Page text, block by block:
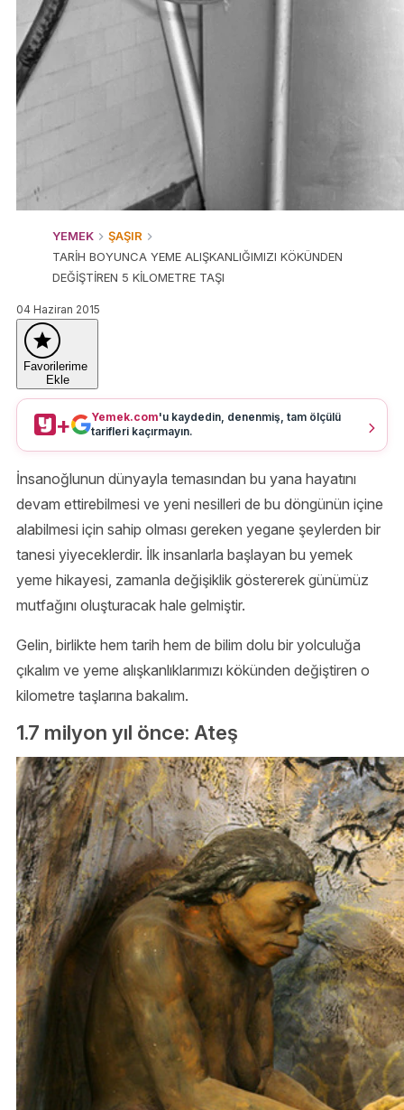
YEMEK
ŞAŞIR
TARİH BOYUNCA YEME ALIŞKANLIĞIMIZI KÖKÜNDEN
DEĞİŞTİREN 5 KİLOMETRE TAŞI
04 Haziran 2015
Favorilerime
Ekle
+ Yemek.com'u kaydedin, denenmiş, tam ölçülü
tarifleri kaçırmayın.
İnsanoğlunun dünyayla temasından bu yana hayatını
devam ettirebilmesi ve yeni nesilleri de bu döngünün içine
alabilmesi için sahip olması gereken yegane şeylerden bir
tanesi yiyeceklerdir. İlk insanlarla başlayan bu yemek
yeme hikayesi, zamanla değişiklik göstererek günümüz
mutfağını oluşturacak hale gelmiştir.
Gelin, birlikte hem tarih hem de bilim dolu bir yolculuğa
çıkalım ve yeme alışkanlıklarımızı kökünden değiştiren o
kilometre taşlarına bakalım.
1.7 milyon yıl önce: Ateş